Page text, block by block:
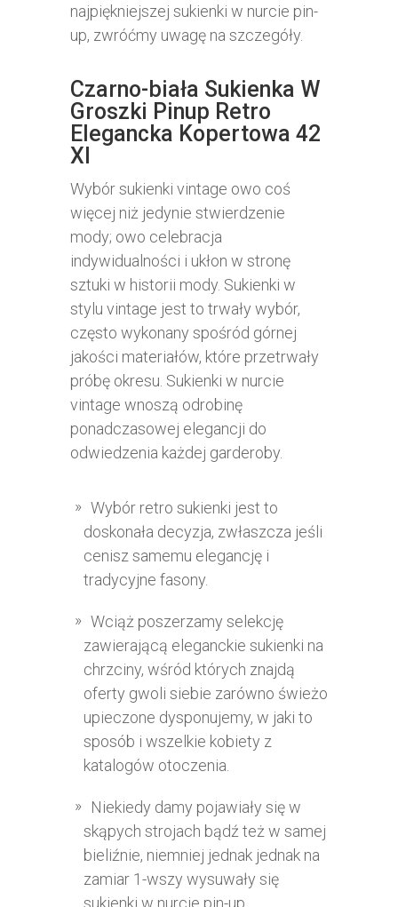
najpiękniejszej sukienki w nurcie pin-
up, zwróćmy uwagę na szczegóły.
Czarno-biała Sukienka W
Groszki Pinup Retro
Elegancka Kopertowa 42
Xl
Wybór sukienki vintage owo coś
więcej niż jedynie stwierdzenie
mody; owo celebracja
indywidualności i ukłon w stronę
sztuki w historii mody. Sukienki w
stylu vintage jest to trwały wybór,
często wykonany spośród górnej
jakości materiałów, które przetrwały
próbę okresu. Sukienki w nurcie
vintage wnoszą odrobinę
ponadczasowej elegancji do
odwiedzenia każdej garderoby.
Wybór retro sukienki jest to
doskonała decyzja, zwłaszcza jeśli
cenisz samemu elegancję i
tradycyjne fasony.
Wciąż poszerzamy selekcję
zawierającą eleganckie sukienki na
chrzciny, wśród których znajdą
oferty gwoli siebie zarówno świeżo
upieczone dysponujemy, w jaki to
sposób i wszelkie kobiety z
katalogów otoczenia.
Niekiedy damy pojawiały się w
skąpych strojach bądź też w samej
bieliźnie, niemniej jednak jednak na
zamiar 1-wszy wysuwały się
sukienki w nurcie pin-up.